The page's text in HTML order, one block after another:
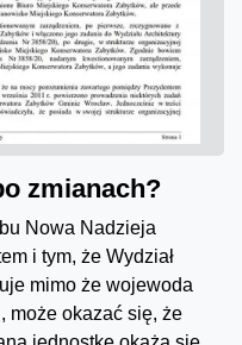
zmianach?
Nowa Nadzieja
i tym, że Wydział
mimo że wojewoda
może okazać się, że